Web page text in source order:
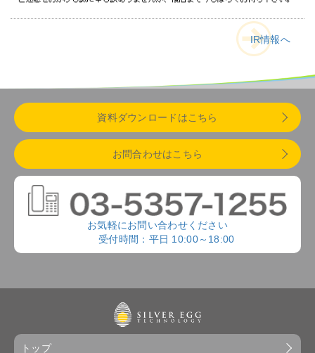
お問い合わせ
IR情報へ
資料ダウンロードはこちら
お問合わせはこちら
お気軽にお問い合わせください
受付時間：平日 10:00～18:00
トップ